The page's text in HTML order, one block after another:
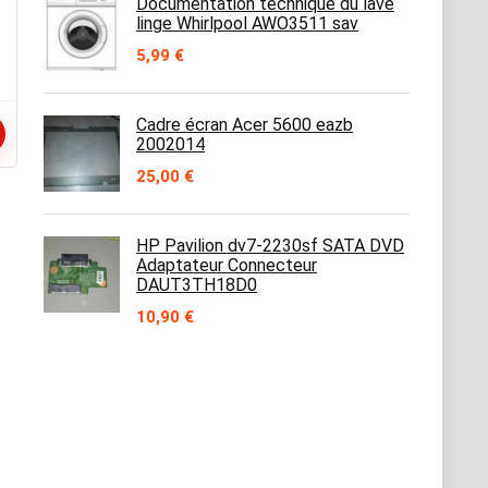
linge Whirlpool AWO3511 sav
5,99 €
Cadre écran Acer 5600 eazb
2002014
25,00 €
HP Pavilion dv7-2230sf SATA DVD
Adaptateur Connecteur
DAUT3TH18D0
10,90 €